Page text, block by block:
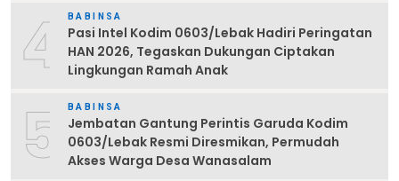
4 BABINSA
Pasi Intel Kodim 0603/Lebak Hadiri Peringatan
HAN 2026, Tegaskan Dukungan Ciptakan
Lingkungan Ramah Anak
5 BABINSA
Jembatan Gantung Perintis Garuda Kodim
0603/Lebak Resmi Diresmikan, Permudah
Akses Warga Desa Wanasalam